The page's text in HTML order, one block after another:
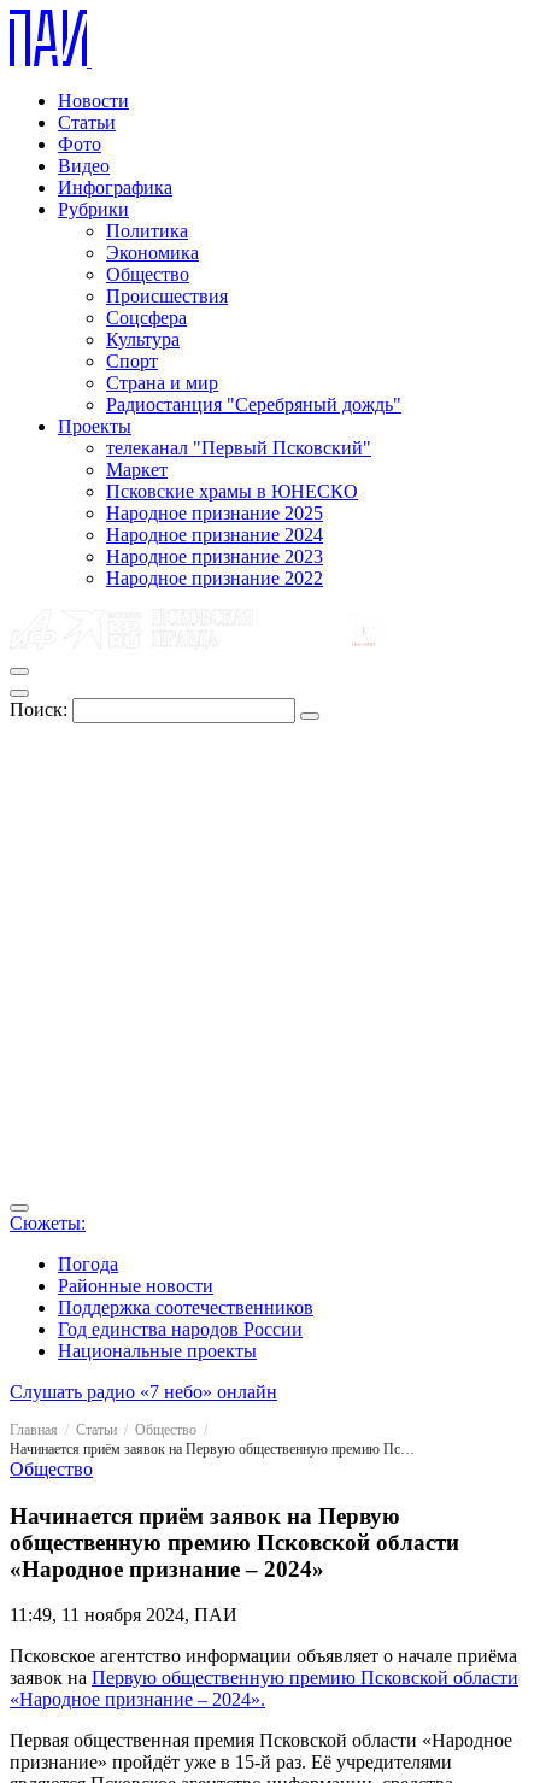
Новости
Статьи
Фото
Видео
Инфографика
Рубрики
Политика
Экономика
Общество
Происшествия
Соцсфера
Культура
Спорт
Страна и мир
Радиостанция "Серебряный дождь"
Проекты
телеканал "Первый Псковский"
Маркет
Псковские храмы в ЮНЕСКО
Народное признание 2025
Народное признание 2024
Народное признание 2023
Народное признание 2022
Поиск:
Сюжеты:
Погода
Районные новости
Поддержка соотечественников
Год единства народов России
Национальные проекты
Слушать радио «7 небо» онлайн
Главная Статьи
Общество
Начинается приём заявок на Первую общественную премию Псковской области «Народное признание – 2024»
Общество
Начинается приём заявок на Первую
общественную премию Псковской области
«Народное признание – 2024»
11:49, 11 ноября 2024, ПАИ
Псковское агентство информации объявляет о начале приёма
заявок на Первую общественную премию Псковской области
«Народное признание – 2024».
Первая общественная премия Псковской области «Народное
признание» пройдёт уже в 15-й раз. Её учредителями